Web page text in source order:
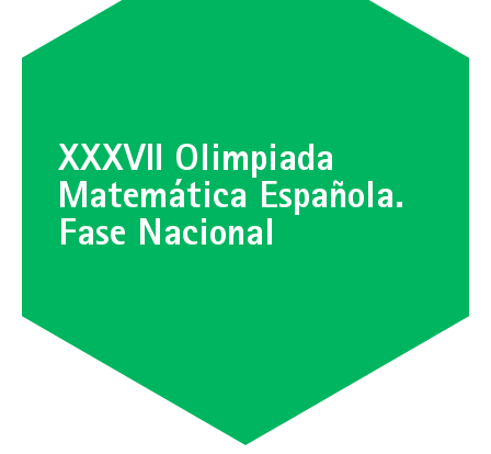
XXXVII Olimpiada
Matemática Española.
Fase Nacional